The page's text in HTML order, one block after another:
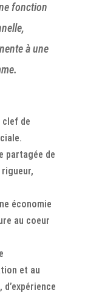
fonction
à une
clef de
partagée de
économie
au coeur
et au